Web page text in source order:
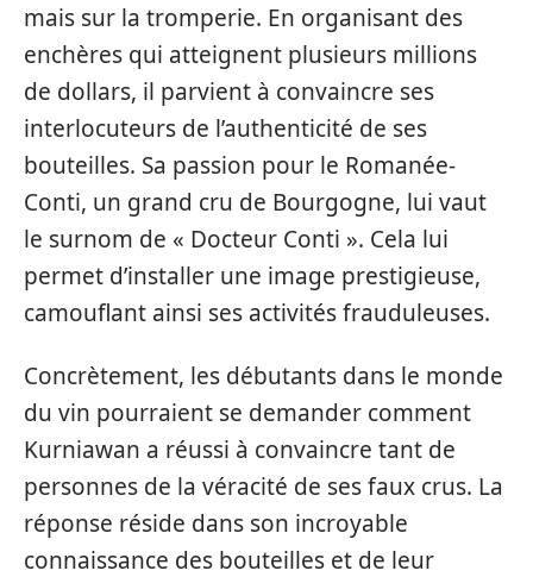
mais sur la tromperie. En organisant des
enchères qui atteignent plusieurs millions
de dollars, il parvient à convaincre ses
interlocuteurs de l’authenticité de ses
bouteilles. Sa passion pour le Romanée-
Conti, un grand cru de Bourgogne, lui vaut
le surnom de « Docteur Conti ». Cela lui
permet d’installer une image prestigieuse,
camouflant ainsi ses activités frauduleuses.
Concrètement, les débutants dans le monde
du vin pourraient se demander comment
Kurniawan a réussi à convaincre tant de
personnes de la véracité de ses faux crus. La
réponse réside dans son incroyable
connaissance des bouteilles et de leur